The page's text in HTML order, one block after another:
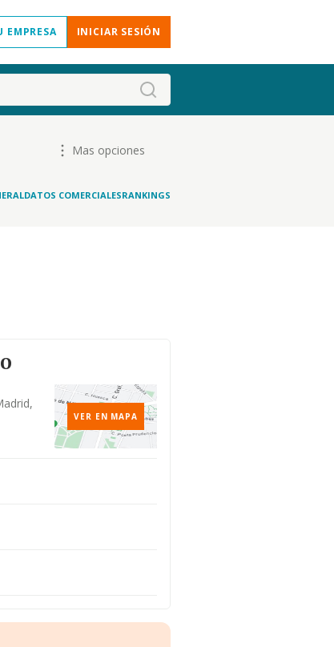
EMPRESA INICIAR SESIÓN
Mas opciones
DATOS COMERCIALESRANKINGS
VER EN MAPA